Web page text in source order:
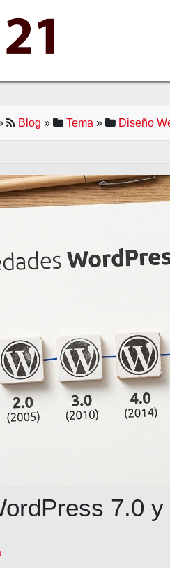
Blog » Tema » Diseño
7.0